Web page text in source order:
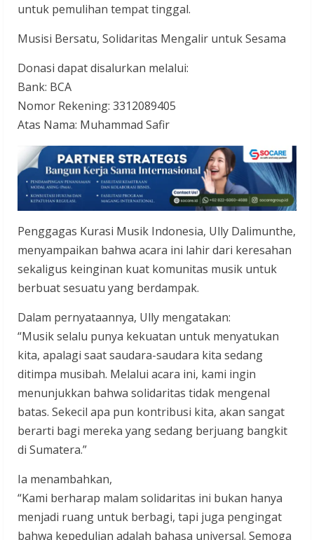
untuk pemulihan tempat tinggal.
Musisi Bersatu, Solidaritas Mengalir untuk Sesama
Donasi dapat disalurkan melalui:
Bank: BCA
Nomor Rekening: 3312089405
Atas Nama: Muhammad Safir
Penggagas Kurasi Musik Indonesia, Ully Dalimunthe,
menyampaikan bahwa acara ini lahir dari keresahan
sekaligus keinginan kuat komunitas musik untuk
berbuat sesuatu yang berdampak.
Dalam pernyataannya, Ully mengatakan:
“Musik selalu punya kekuatan untuk menyatukan
kita, apalagi saat saudara-saudara kita sedang
ditimpa musibah. Melalui acara ini, kami ingin
menunjukkan bahwa solidaritas tidak mengenal
batas. Sekecil apa pun kontribusi kita, akan sangat
berarti bagi mereka yang sedang berjuang bangkit
di Sumatera.”
Ia menambahkan,
“Kami berharap malam solidaritas ini bukan hanya
menjadi ruang untuk berbagi, tapi juga pengingat
bahwa kepedulian adalah bahasa universal. Semoga